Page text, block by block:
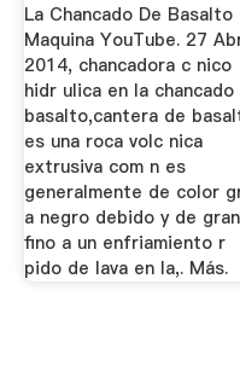
La Chancado De Basalto
Maquina YouTube. 27
2014, chancadora c nico
hidr ulica en la chancado
basalto,cantera de
es una roca volc nica
extrusiva com n es
generalmente de color
a negro debido y de
fino a un enfriamiento r
pido de lava en la,. Más.